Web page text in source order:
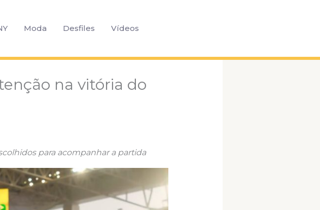
Moda Desfiles Vídeos
na vitória do
para acompanhar a partida